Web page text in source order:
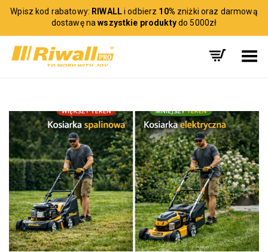
Wpisz kod rabatowy: RIWALLi odbierz 10% zniżki oraz darmową
dostawę nawszystkie produktydo 5000zł
Toggle Menu